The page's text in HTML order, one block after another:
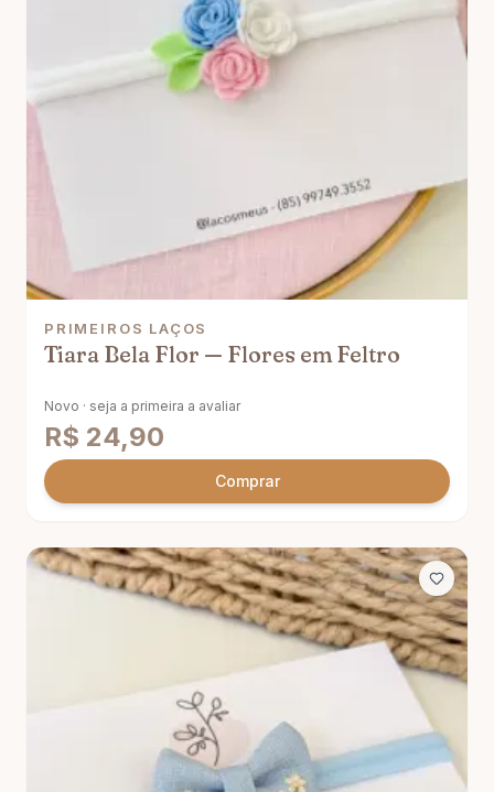
PRIMEIROS LAÇOS
Tiara Bela Flor — Flores em Feltro
Novo · seja a primeira a avaliar
R$ 24,90
Comprar